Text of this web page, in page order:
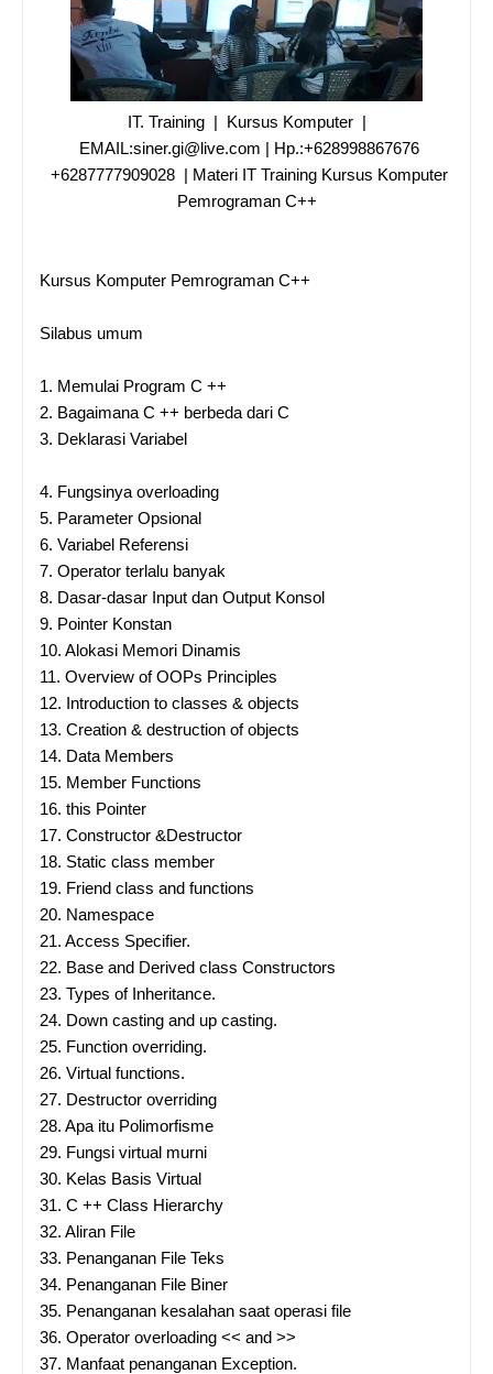
IT. Training | Kursus Komputer |
EMAIL:siner.gi@live.com | Hp.:+628998867676
+6287777909028 | Materi IT Training Kursus Komputer
Pemrograman C++
Kursus Komputer Pemrograman C++
Silabus umum
1. Memulai Program C ++
2. Bagaimana C ++ berbeda dari C
3. Deklarasi Variabel
4. Fungsinya overloading
5. Parameter Opsional
6. Variabel Referensi
7. Operator terlalu banyak
8. Dasar-dasar Input dan Output Konsol
9. Pointer Konstan
10. Alokasi Memori Dinamis
11. Overview of OOPs Principles
12. Introduction to classes & objects
13. Creation & destruction of objects
14. Data Members
15. Member Functions
16. this Pointer
17. Constructor &Destructor
18. Static class member
19. Friend class and functions
20. Namespace
21. Access Specifier.
22. Base and Derived class Constructors
23. Types of Inheritance.
24. Down casting and up casting.
25. Function overriding.
26. Virtual functions.
27. Destructor overriding
28. Apa itu Polimorfisme
29. Fungsi virtual murni
30. Kelas Basis Virtual
31. C ++ Class Hierarchy
32. Aliran File
33. Penanganan File Teks
34. Penanganan File Biner
35. Penanganan kesalahan saat operasi file
36. Operator overloading << and >>
37. Manfaat penanganan Exception.